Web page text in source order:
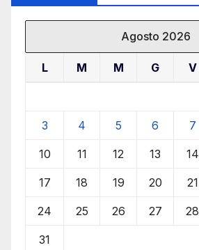
Agosto 2026
L M M G V
3 4 5 6 7
10 11 12 13 14
17 18 19 20 21
24 25 26 27 28
31